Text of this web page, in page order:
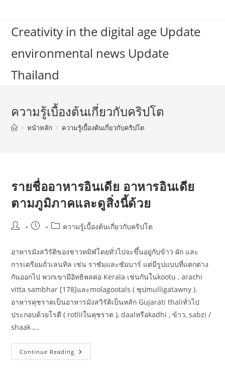
contentCreativity in the digital age Update
environmental news Update
Thailand
ความรู้เบื้องต้นเกี่ยวกับคริปโต
> หน้าหลัก > ความรู้เบื้องต้นเกี่ยวกับคริปโต
รายชื่ออาหารอินเดีย อาหารอินเดีย
ตามภูมิภาคและดูสิ่งนี้ด้วย
Post
Post
Postความรู้เบื้องต้นเกี่ยวกับคริปโต
อาหารมังสวิรัติของชาวทมิฬโดยทั่วไปจะขึ้นอยู่กับข้าว ผัก และ
การเตรียมถั่วเลนทิล เช่น ราซัมและซัมบาร์ แต่มีรูปแบบที่แตกต่าง
กันออกไป พวกเขามีอิทธิพลต่อ Kerala เช่นกันในkootu , arachi
vitta sambhar [178]และmolagootals ( ซุปmulligatawny ).
อาหารคุชราตเป็นอาหารมังสวิรัติเป็นหลัก Gujarati thaliทั่วไป
ประกอบด้วยโรตี ( rotliiในคุชราต ), daalหรือkadhi , ข้าว, sabzi /
shaak ,…
Continue Reading ราย
ชื่อ